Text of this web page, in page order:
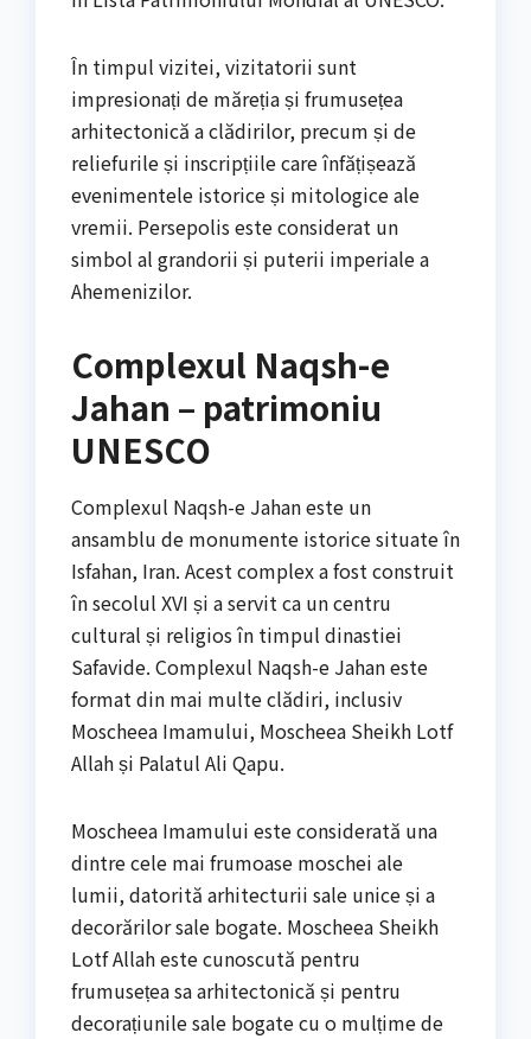
În timpul vizitei, vizitatorii sunt
impresionați de măreția și frumusețea
arhitectonică a clădirilor, precum și de
reliefurile și inscripțiile care înfățișează
evenimentele istorice și mitologice ale
vremii. Persepolis este considerat un
simbol al grandorii și puterii imperiale a
Ahemenizilor.
Complexul Naqsh-e
Jahan – patrimoniu
UNESCO
Complexul Naqsh-e Jahan este un
ansamblu de monumente istorice situate în
Isfahan, Iran. Acest complex a fost construit
în secolul XVI și a servit ca un centru
cultural și religios în timpul dinastiei
Safavide. Complexul Naqsh-e Jahan este
format din mai multe clădiri, inclusiv
Moscheea Imamului, Moscheea Sheikh Lotf
Allah și Palatul Ali Qapu.
Moscheea Imamului este considerată una
dintre cele mai frumoase moschei ale
lumii, datorită arhitecturii sale unice și a
decorărilor sale bogate. Moscheea Sheikh
Lotf Allah este cunoscută pentru
frumusețea sa arhitectonică și pentru
decorațiunile sale bogate cu o mulțime de